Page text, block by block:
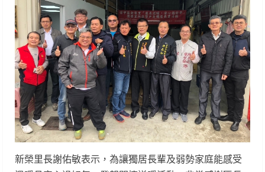
新榮里長謝佑敏表示，為讓獨居長輩及弱勢家庭能感受